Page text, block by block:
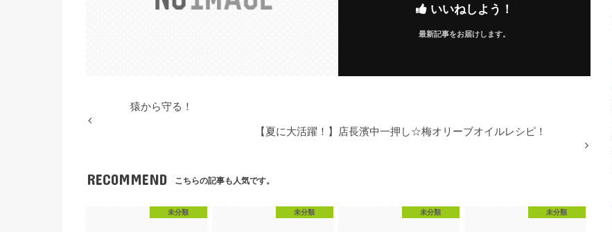
いいねしよう！
最新記事をお届けします。
猿から守る！
【夏に大活躍！】店長濱中一押し☆梅オリーブオイルレシピ！
RECOMMEND こちらの記事も人気です。
未分類 未分類 未分類 未分類